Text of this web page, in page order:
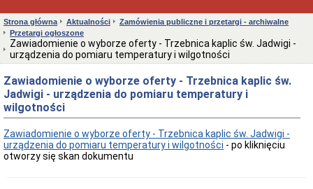
adresowe
Podstawy
prawne
działalności
i
kompetencje
Przedmiot
działania
i
kompetencje
Sprawozdawczość
Strona główna Aktualności
Zamówienia publiczne i przetargi - archiwalne
Przetargi ogłoszone
Zawiadomienie o wyborze oferty - Trzebnica kaplic św. Jadwigi -
urządzenia do pomiaru temperatury i wilgotności
Zawiadomienie o wyborze oferty - Trzebnica kaplic św.
Jadwigi - urządzenia do pomiaru temperatury i
wilgotności
Zawiadomienie o wyborze oferty - Trzebnica kaplic św. Jadwigi -
urządzenia do pomiaru temperatury i wilgotności - po kliknięciu
otworzy się skan dokumentu